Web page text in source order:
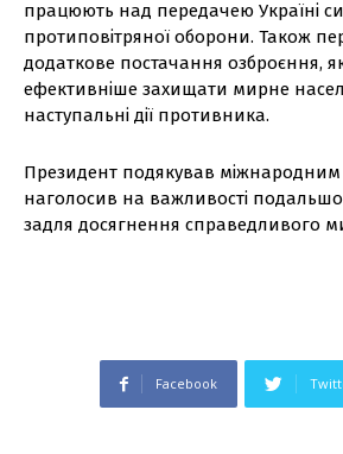
працюють над передачею Україні
протиповітряної оборони. Також
додаткове постачання озброєння,
ефективніше захищати мирне
наступальні дії противника.
Президент подякував міжнародним
наголосив на важливості
задля досягнення справедливого
Facebook